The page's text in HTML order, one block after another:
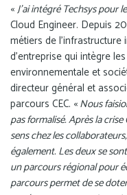
«J’ai intégré Techsys pour
Cloud Engineer. Depuis
métiers de
d’entreprise qui intègre
environnementale et
directeur général et
parcours CEC. «Nous
pas formalisé. Après la
sens chez les
également. Les deux se
un parcours régional pour
parcours permet de se